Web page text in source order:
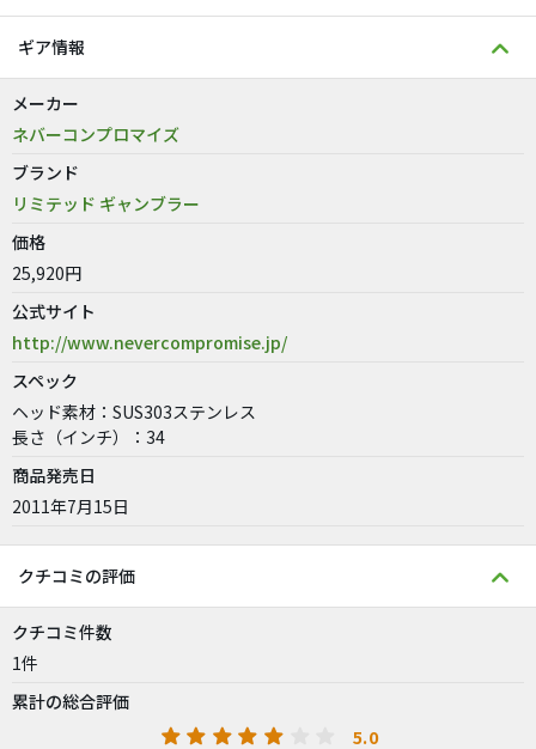
ギア情報
メーカー
ネバーコンプロマイズ
ブランド
リミテッド ギャンブラー
価格
25,920円
公式サイト
http://www.nevercompromise.jp/
スペック
ヘッド素材：SUS303ステンレス
長さ（インチ）：34
商品発売日
2011年7月15日
クチコミの評価
クチコミ件数
1件
累計の総合評価
5.0